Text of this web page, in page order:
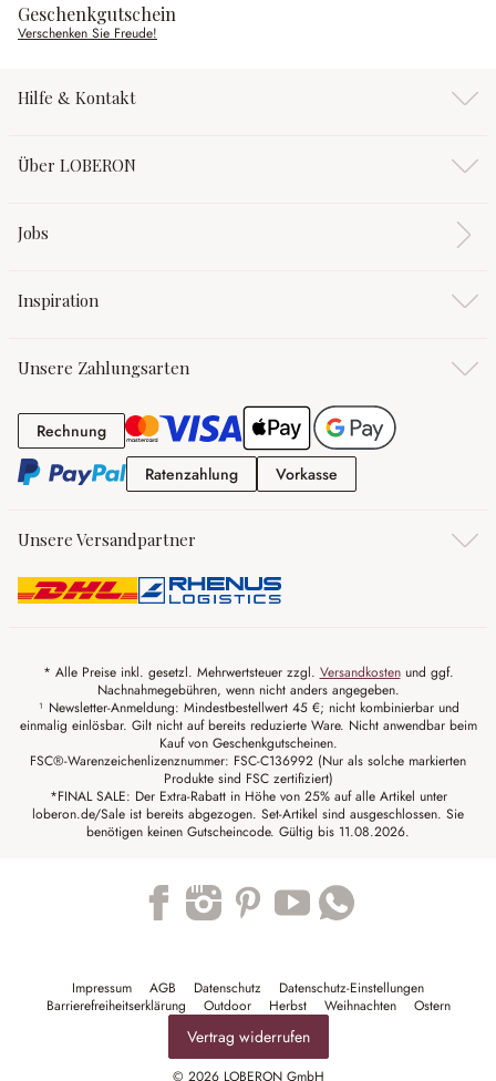
Geschenkgutschein
Verschenken Sie Freude!
Hilfe & Kontakt
Über LOBERON
Jobs
Inspiration
Unsere Zahlungsarten
RechnungRechnung
RatenzahlungRatenzahlung
Vorkasse
Unsere Versandpartner
* Alle Preise inkl. gesetzl. Mehrwertsteuer zzgl. Versandkostenund ggf.
Nachnahmegebühren, wenn nicht anders angegeben.
¹ Newsletter-Anmeldung: Mindestbestellwert 45 €; nicht kombinierbar und
einmalig einlösbar. Gilt nicht auf bereits reduzierte Ware. Nicht anwendbar beim
Kauf von Geschenkgutscheinen.
FSC®-Warenzeichenlizenznummer: FSC-C136992 (Nur als solche markierten
Produkte sind FSC zertifiziert)
*FINAL SALE: Der Extra-Rabatt in Höhe von 25% auf alle Artikel unter
loberon.de/Sale ist bereits abgezogen. Set-Artikel sind ausgeschlossen. Sie
benötigen keinen Gutscheincode. Gültig bis 11.08.2026.
Impressum AGB Datenschutz
Datenschutz-Einstellungen
Barrierefreiheitserklärung
Outdoor Herbst Weihnachten Ostern
Vertrag widerrufen
© 2026 LOBERON GmbH